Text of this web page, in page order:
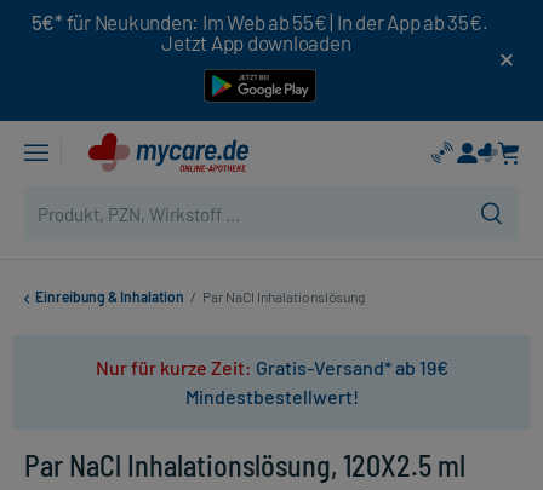
5€* für Neukunden: Im Web ab 55€ | In der App ab 35€.
Jetzt App downloaden
Einreibung & Inhalation / Par NaCl Inhalationslösung
Nur für kurze Zeit: Gratis-Versand* ab 19€
Mindestbestellwert!
Par NaCl Inhalationslösung, 120X2.5 ml